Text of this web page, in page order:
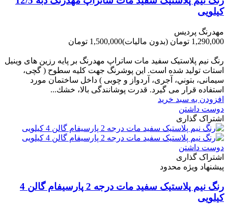
کیلویی
مهدرنگ پردیس
1,290,000 تومان
(بدون مالیات)1,500,000 تومان
رنگ نیم پلاستیک سفید مات ساتراپ مهدرنگ بر پایه رزین های وینیل
استات تولید شده است. این پوشرنگ جهت کلیه سطوح ( گچی،
سیمانی، بتوني، آجری، آردواز و چوبی ) داخل ساختمان مورد
استفاده قرار می گیرد. قدرت پوشانندگی بالا، خشك...
افزودن به سبد خرید
دوست داشتن
اشتراک گذاری
دوست داشتن
اشتراک گذاری
پیشنهاد ویژه محدود
رنگ نیم پلاستیک سفید مات درجه 2 پارسیفام گالن 4
کیلویی